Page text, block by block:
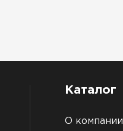
Каталог
О компании